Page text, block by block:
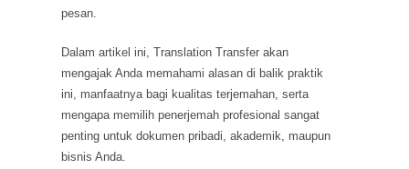
pesan.
Dalam artikel ini, Translation Transfer akan
mengajak Anda memahami alasan di balik praktik
ini, manfaatnya bagi kualitas terjemahan, serta
mengapa memilih penerjemah profesional sangat
penting untuk dokumen pribadi, akademik, maupun
bisnis Anda.